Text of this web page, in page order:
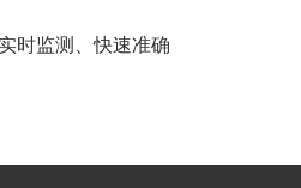
时监测、快速准确